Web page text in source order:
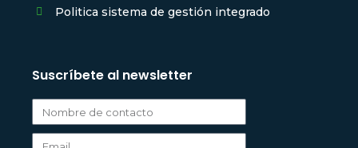
Politica sistema de gestión integrado
Suscríbete al newsletter